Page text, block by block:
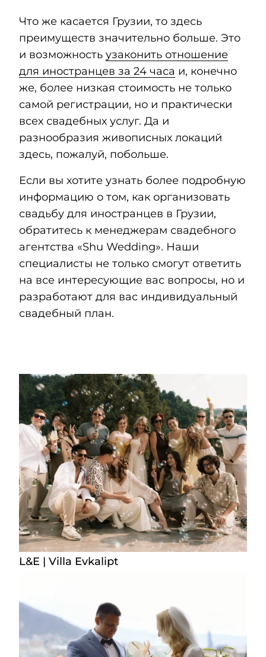
Что же касается Грузии, то здесь
преимуществ значительно больше. Это
и возможность узаконить отношение
для иностранцев за 24 часа и, конечно
же, более низкая стоимость не только
самой регистрации, но и практически
всех свадебных услуг. Да и
разнообразия живописных локаций
здесь, пожалуй, побольше.
Если вы хотите узнать более подробную
информацию о том, как организовать
свадьбу для иностранцев в Грузии,
обратитесь к менеджерам свадебного
агентства «Shu Wedding». Наши
специалисты не только смогут ответить
на все интересующие вас вопросы, но и
разработают для вас индивидуальный
свадебный план.
L&E | Villa Evkalipt